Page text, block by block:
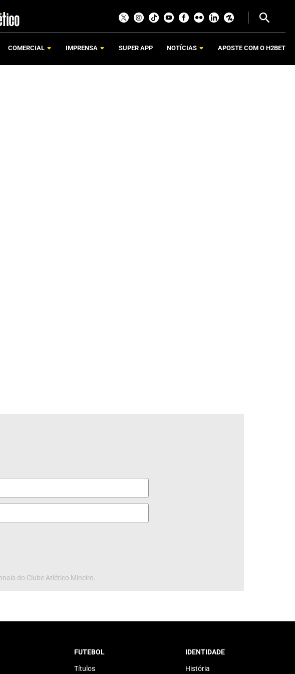
COMERCIAL IMPRENSA SUPER APP NOTÍCIAS APOSTE COM O H2BET
do Clube Atlético Mineiro.
FUTEBOL
Títulos
IDENTIDADE
História